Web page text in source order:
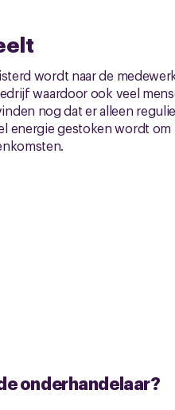
wordt naar de
waardoor ook veel
nog dat er alleen
energie gestoken wordt om
onderhandelaar?